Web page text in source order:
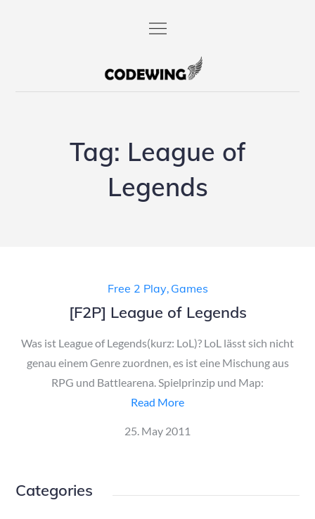
codewing.de
Tag: League of
Legends
Free 2 Play, Games
[F2P] League of Legends
Was ist League of Legends(kurz: LoL)? LoL lässt sich nicht
genau einem Genre zuordnen, es ist eine Mischung aus
RPG und Battlearena. Spielprinzip und Map:
Read More
Posted
25. May 2011
Categories